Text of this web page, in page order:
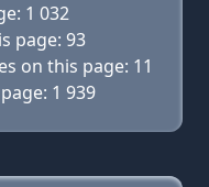
1 032
page: 93
on this page: 11
1 939